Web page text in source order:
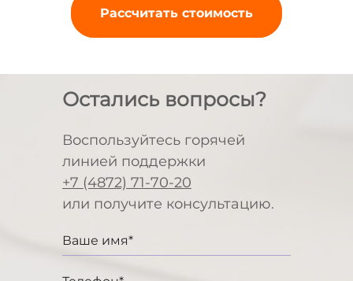
Рассчитать стоимость
Остались вопросы?
Воспользуйтесь горячей
линией поддержки
+7 (4872) 71-70-20
или получите консультацию.